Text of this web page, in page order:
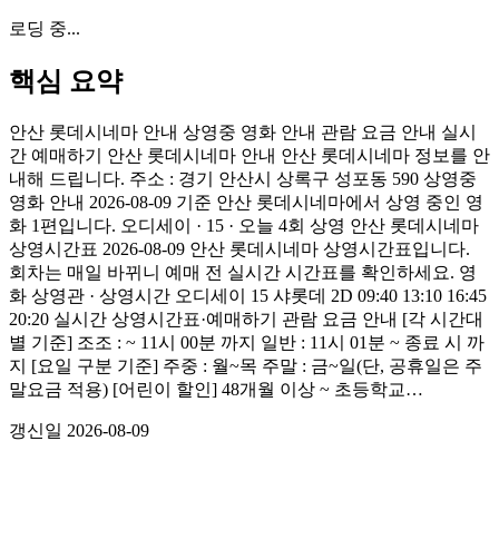
로딩 중...
핵심 요약
안산 롯데시네마 안내 상영중 영화 안내 관람 요금 안내 실시
간 예매하기 안산 롯데시네마 안내 안산 롯데시네마 정보를 안
내해 드립니다. 주소 : 경기 안산시 상록구 성포동 590 상영중
영화 안내 2026-08-09 기준 안산 롯데시네마에서 상영 중인 영
화 1편입니다. 오디세이 · 15 · 오늘 4회 상영 안산 롯데시네마
상영시간표 2026-08-09 안산 롯데시네마 상영시간표입니다.
회차는 매일 바뀌니 예매 전 실시간 시간표를 확인하세요. 영
화 상영관 · 상영시간 오디세이 15 샤롯데 2D 09:40 13:10 16:45
20:20 실시간 상영시간표·예매하기 관람 요금 안내 [각 시간대
별 기준] 조조 : ~ 11시 00분 까지 일반 : 11시 01분 ~ 종료 시 까
지 [요일 구분 기준] 주중 : 월~목 주말 : 금~일(단, 공휴일은 주
말요금 적용) [어린이 할인] 48개월 이상 ~ 초등학교…
갱신일 2026-08-09